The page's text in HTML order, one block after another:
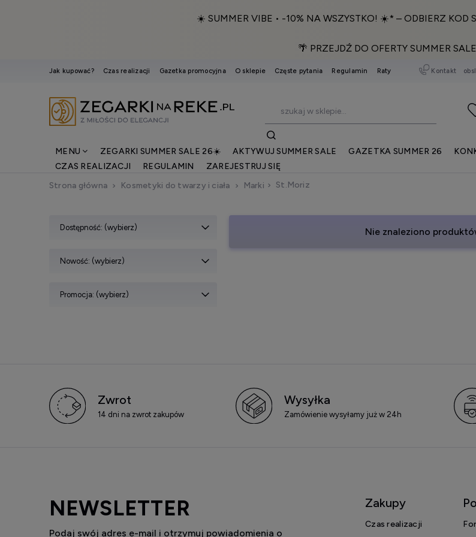
☀️ SUMMER VIBE • -10% NA WSZYSTKO! ☀️* – ODBIERZ KOD
🌴 PRZEJDŹ DO OFERTY SUMMER
Jak kupować? Czas realizacji Gazetka promocyjna O sklepie Częste pytania Regulamin Raty Kontakt
MENU ZEGARKI SUMMER SALE 26☀️ AKTYWUJ SUMMER SALE GAZETKA SUMMER 26
CZAS REALIZACJI
REGULAMIN
ZAREJESTRUJ SIĘ
Strona główna
Kosmetyki do twarzy i ciała Marki St.Moriz
Dostępność: (wybierz)
Nowość: (wybierz)
Promocja: (wybierz)
Nie znaleziono
Zwrot
14 dni na zwrot zakupów
Wysyłka
Zamówienie wysyłamy już w 24h
NEWSLETTER
Podaj swój adres e-mail i otrzymuj powiadomienia o
Zakupy
Czas realizacji